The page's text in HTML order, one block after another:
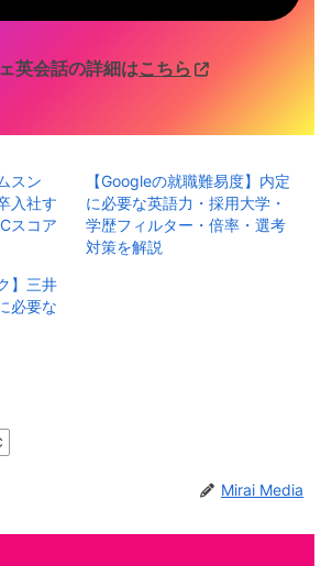
英会話の詳細はこちら
スン
入社す
スコア
【Googleの就職難易度】内定
に必要な英語力・採用大学・
学歴フィルター・倍率・選考
対策を解説
】三井
必要な
Mirai Media